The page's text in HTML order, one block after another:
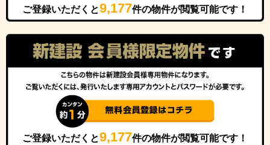
ご登録いただくと9,177件の物件が閲覧可能です！
ご登録いただくと9,177件の物件が閲覧可能です！